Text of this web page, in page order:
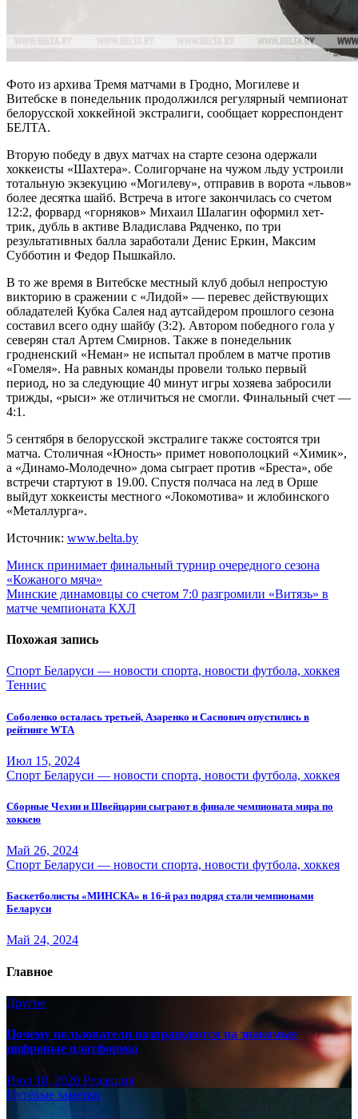
Фото из архива Тремя матчами в Гродно, Могилеве и
Витебске в понедельник продолжился регулярный чемпионат
белорусской хоккейной экстралиги, сообщает корреспондент
БЕЛТА.
Вторую победу в двух матчах на старте сезона одержали
хоккеисты «Шахтера». Солигорчане на чужом льду устроили
тотальную экзекуцию «Могилеву», отправив в ворота «львов»
более десятка шайб. Встреча в итоге закончилась со счетом
12:2, форвард «горняков» Михаил Шалагин оформил хет-
трик, дубль в активе Владислава Рядченко, по три
результативных балла заработали Денис Еркин, Максим
Субботин и Федор Пышкайло.
В то же время в Витебске местный клуб добыл непростую
викторию в сражении с «Лидой» — перевес действующих
обладателей Кубка Салея над аутсайдером прошлого сезона
составил всего одну шайбу (3:2). Автором победного гола у
северян стал Артем Смирнов. Также в понедельник
гродненский «Неман» не испытал проблем в матче против
«Гомеля». На равных команды провели только первый
период, но за следующие 40 минут игры хозяева забросили
трижды, «рыси» же отличиться не смогли. Финальный счет —
4:1.
5 сентября в белорусской экстралиге также состоятся три
матча. Столичная «Юность» примет новополоцкий «Химик»,
а «Динамо-Молодечно» дома сыграет против «Бреста», обе
встречи стартуют в 19.00. Спустя полчаса на лед в Орше
выйдут хоккеисты местного «Локомотива» и жлобинского
«Металлурга».
Источник: www.belta.by
Навигация
по
записям
Минск принимает финальный турнир очередного сезона
«Кожаного мяча»
Минские динамовцы со счетом 7:0 разгромили «Витязь» в
матче чемпионата КХЛ
Похожая запись
Спорт Беларуси — новости спорта, новости футбола, хоккея
Теннис
Соболенко осталась третьей, Азаренко и Саснович опустились в
рейтинге WTA
Июл 15, 2024
Спорт Беларуси — новости спорта, новости футбола, хоккея
Сборные Чехии и Швейцарии сыграют в финале чемпионата мира по
хоккею
Май 26, 2024
Спорт Беларуси — новости спорта, новости футбола, хоккея
Баскетболисты «МИНСКА» в 16-й раз подряд стали чемпионами
Беларуси
Май 24, 2024
Главное
Другое
Почему пользователи возвращаются на знакомые
цифровые платформы
Июл 18, 2026 Редакция
Путёвые заметки